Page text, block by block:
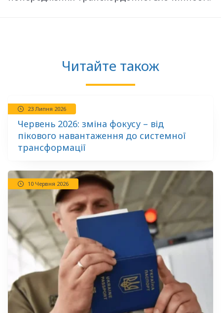
Читайте також
23 Липня 2026
Червень 2026: зміна фокусу – від
пікового навантаження до системної
трансформації
10 Червня 2026